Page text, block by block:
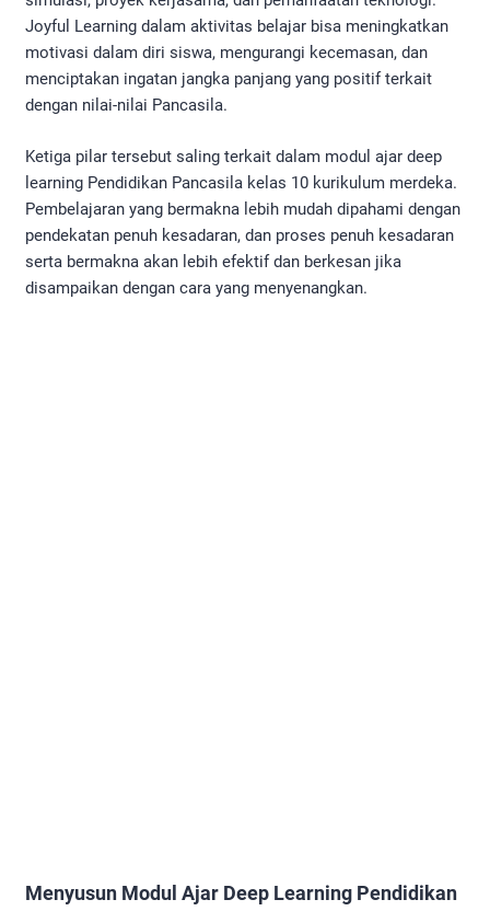
Joyful Learning dalam aktivitas belajar bisa meningkatkan
motivasi dalam diri siswa, mengurangi kecemasan, dan
menciptakan ingatan jangka panjang yang positif terkait
dengan nilai-nilai Pancasila.
Ketiga pilar tersebut saling terkait dalam modul ajar deep
learning Pendidikan Pancasila kelas 10 kurikulum merdeka.
Pembelajaran yang bermakna lebih mudah dipahami dengan
pendekatan penuh kesadaran, dan proses penuh kesadaran
serta bermakna akan lebih efektif dan berkesan jika
disampaikan dengan cara yang menyenangkan.
Menyusun Modul Ajar Deep Learning Pendidikan